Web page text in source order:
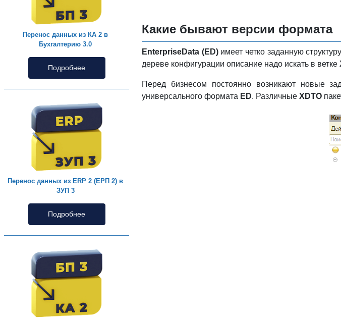
Перенос данных из КА 2 в
Бухгалтерию 3.0
Подробнее
Перенос данных из ERP 2 (ЕРП 2) в
ЗУП 3
Подробнее
Какие бывают версии формата
EnterpriseData (ED)имеет четко заданную
дереве конфигурации описание надо искать в ветке
Перед бизнесом постоянно возникают новые
универсального формата ED. РазличныеXDTO